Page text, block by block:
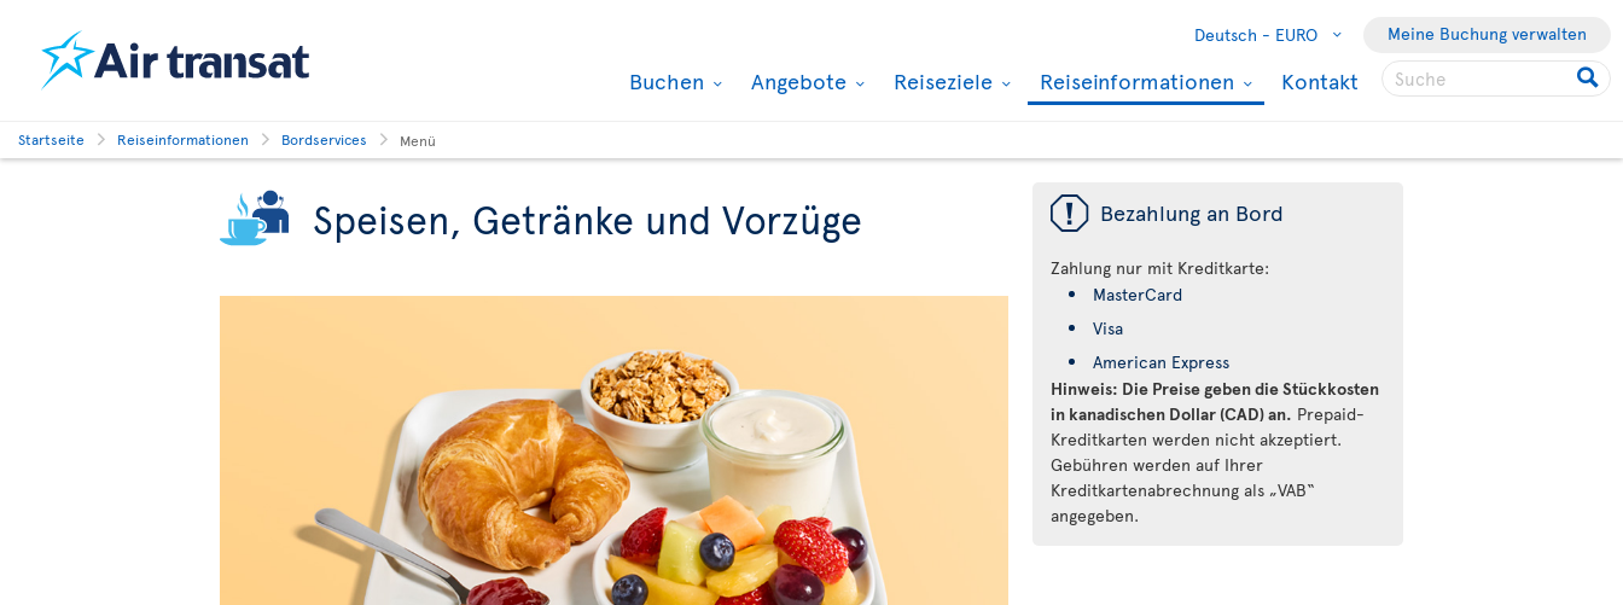
Deutsch - EURO Meine Buchung verwalten
Buchen Angebote Reiseziele Reiseinformationen Kontakt
Startseite Reiseinformationen Bordservices Menü
Speisen, Getränke und Vorzüge ü Bezahlung an Bord
Zahlung nur mit Kreditkarte:
MasterCard
Visa
American Express
Hinweis: Die Preise geben die Stückkosten
in kanadischen Dollar (CAD) an. Prepaid-
Kreditkarten werden nicht akzeptiert.
Gebühren werden auf Ihrer
Kreditkartenabrechnung als „VAB“
angegeben.